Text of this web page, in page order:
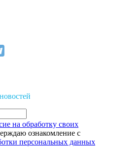
на обработку своих
ознакомление с
персональных данных